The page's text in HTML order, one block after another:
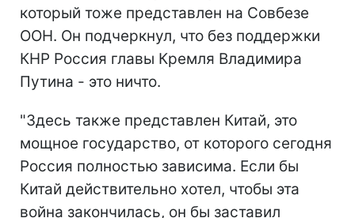
который тоже представлен на Совбезе
ООН. Он подчеркнул, что без поддержки
КНР Россия главы Кремля Владимира
Путина - это ничто.
"Здесь также представлен Китай, это
мощное государство, от которого сегодня
Россия полностью зависима. Если бы
Китай действительно хотел, чтобы эта
война закончилась, он бы заставил